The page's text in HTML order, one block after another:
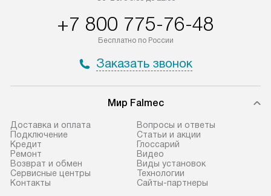
+7 800 775-76-48
Бесплатно по России
Заказать звонок
Мир Falmec
Доставка и оплата
Подключение
Кредит
Ремонт
Возврат и обмен
Сервисные центры
Контакты
Вопросы и ответы
Статьи и акции
Глоссарий
Видео
Виды установок
Технологии
Сайты-партнеры